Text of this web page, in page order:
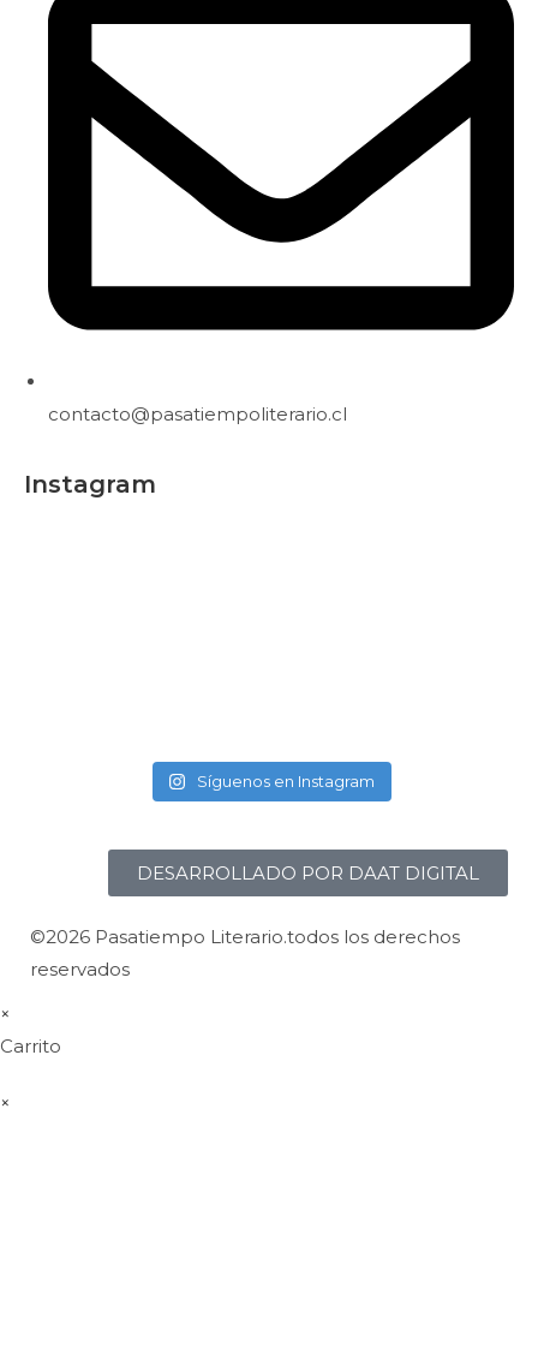
contacto@pasatiempoliterario.cl
Instagram
Síguenos en Instagram
©2026 Pasatiempo Literario.todos los derechos
reservados
DESARROLLADO POR DAAT DIGITAL
×
Carrito
×